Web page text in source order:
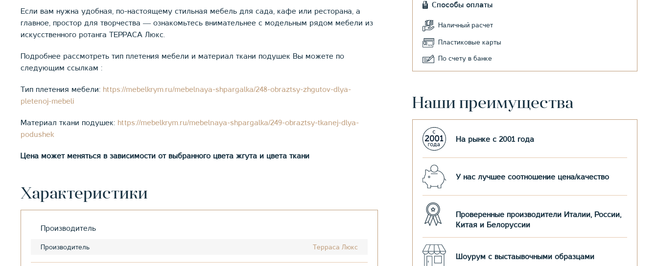
Способы оплаты
Наличный расчет
Пластиковые карты
По счету в банке
Наши преимущества
На рынке с 2001 года
У нас лучшее соотношение цена/качество
Проверенные производители Италии, России,
Китая и Белоруссии
Шоурум с выстаывочными образцами
Если вам нужна удобная, по-настоящему стильная мебель для сада, кафе или ресторана, а
главное, простор для творчества ― ознакомьтесь внимательнее с модельным рядом мебели из
искусственного ротанга ТЕРРАСА Люкс.
Подробнее рассмотреть тип плетения мебели и материал ткани подушек Вы можете по
следующим ссылкам :
Тип плетения мебели: https://mebelkrym.ru/mebelnaya-shpargalka/248-obraztsy-zhgutov-dlya-
pletenoj-mebeli
Материал ткани подушек: https://mebelkrym.ru/mebelnaya-shpargalka/249-obraztsy-tkanej-dlya-
podushek
Цена может меняться в зависимости от выбранного цвета жгута и цвета ткани
Характеристики
Производитель
Производитель Терраса Люкс